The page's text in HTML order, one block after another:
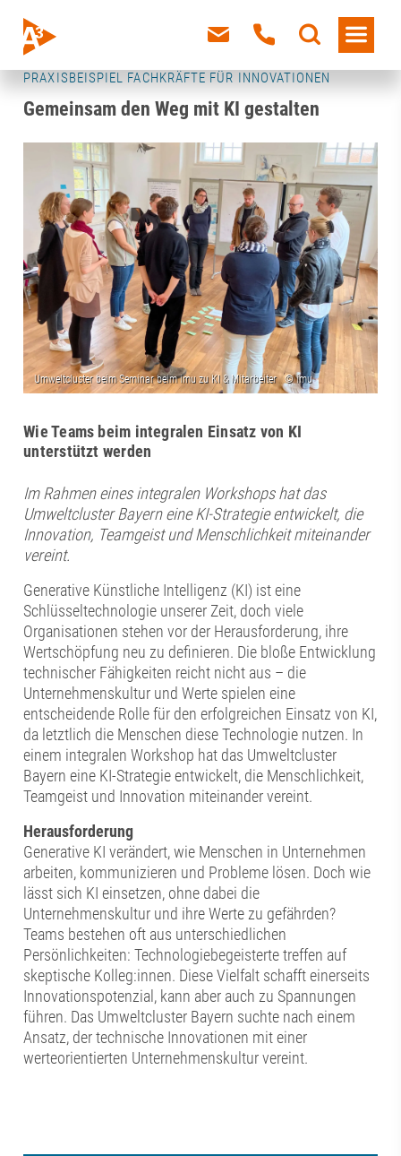
PRAXISBEISPIEL FACHKRÄFTE FÜR INNOVATIONEN
Gemeinsam den Weg mit KI gestalten
Wie Teams beim integralen Einsatz von KI
unterstützt werden
Im Rahmen eines integralen Workshops hat das
Umweltcluster Bayern eine KI-Strategie entwickelt, die
Innovation, Teamgeist und Menschlichkeit miteinander
vereint.
Generative Künstliche Intelligenz (KI) ist eine
Schlüsseltechnologie unserer Zeit, doch viele
Organisationen stehen vor der Herausforderung, ihre
Wertschöpfung neu zu definieren. Die bloße Entwicklung
technischer Fähigkeiten reicht nicht aus – die
Unternehmenskultur und Werte spielen eine
entscheidende Rolle für den erfolgreichen Einsatz von KI,
da letztlich die Menschen diese Technologie nutzen. In
einem integralen Workshop hat das Umweltcluster
Bayern eine KI-Strategie entwickelt, die Menschlichkeit,
Teamgeist und Innovation miteinander vereint.
Herausforderung
Generative KI verändert, wie Menschen in Unternehmen
arbeiten, kommunizieren und Probleme lösen. Doch wie
lässt sich KI einsetzen, ohne dabei die
Unternehmenskultur und ihre Werte zu gefährden?
Teams bestehen oft aus unterschiedlichen
Persönlichkeiten: Technologiebegeisterte treffen auf
skeptische Kolleg:innen. Diese Vielfalt schafft einerseits
Innovationspotenzial, kann aber auch zu Spannungen
führen. Das Umweltcluster Bayern suchte nach einem
Ansatz, der technische Innovationen mit einer
werteorientierten Unternehmenskultur vereint.